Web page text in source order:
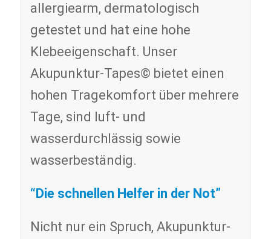
allergiearm, dermatologisch
getestet und hat eine hohe
Klebeeigenschaft. Unser
Akupunktur-Tapes© bietet einen
hohen Tragekomfort über mehrere
Tage, sind luft- und
wasserdurchlässig sowie
wasserbeständig.
“Die schnellen Helfer in der Not”
Nicht nur ein Spruch, Akupunktur-